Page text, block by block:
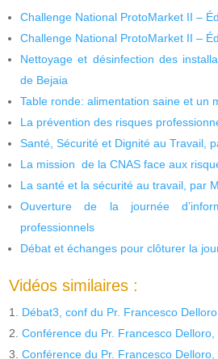
Challenge National ProtoMarket II –
Challenge National ProtoMarket II –
Nettoyage et désinfection des
de Bejaia
Table ronde: alimentation saine et un
La prévention des risques
Santé, Sécurité et Dignité au Travail,
La mission de la CNAS face aux
La santé et la sécurité au travail, par
Ouverture de la journée
professionnels
Débat et échanges pour clôturer la
Vidéos similaires :
Débat3, conf du Pr. Francesco
Conférence du Pr. Francesco
Conférence du Pr. Francesco